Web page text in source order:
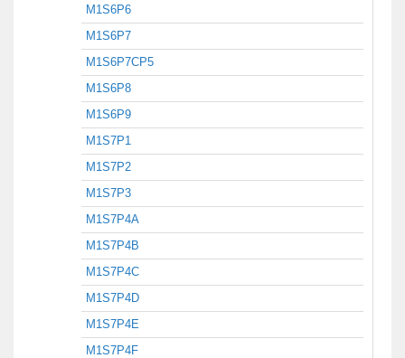
M1S6P6
M1S6P7
M1S6P7CP5
M1S6P8
M1S6P9
M1S7P1
M1S7P2
M1S7P3
M1S7P4A
M1S7P4B
M1S7P4C
M1S7P4D
M1S7P4E
M1S7P4F